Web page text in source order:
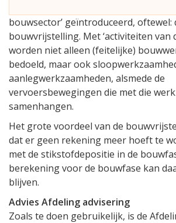
bouwsector’ geïntroduceerd, oftewel:
bouwvrijstelling. Met ‘activiteiten van
worden niet alleen (feitelijke)
bedoeld, maar ook
aanlegwerkzaamheden, alsmede de
vervoersbewegingen die met die
samenhangen.
Het grote voordeel van de
dat er geen rekening meer hoeft te
met de stikstofdepositie in de
berekening voor de bouwfase kan
blijven.
Advies Afdeling advisering
Zoals te doen gebruikelijk, is de